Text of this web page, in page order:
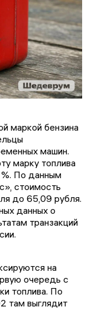
маркой бензина
машин.
марку топлива
По данным
стоимость
до 65,09 рубля.
данных о
транзакций
на
очередь с
топлива. По
там выглядит